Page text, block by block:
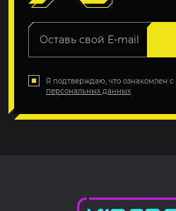
Я подтверждаю, что ознакомлен с
персональных данных